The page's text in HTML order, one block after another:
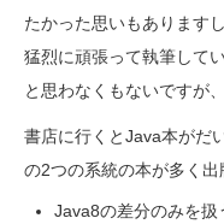
たかった思いもあります
猛烈に頑張って執筆して
と思わなくもないですが
書店に行くとJava本がだ
の2つの系統の本が多く出
Java8の差分のみを扱